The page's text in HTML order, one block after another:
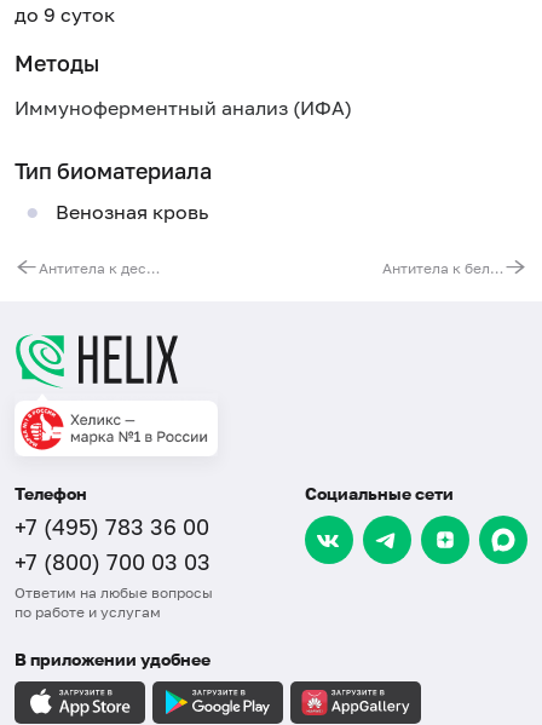
до 9 суток
Методы
Иммуноферментный анализ (ИФА)
Тип биоматериала
Венозная кровь
Антитела к десмоглеину-1, IgG Антитела к белку BP180, IgG
Телефон
+7 (495) 783 36 00
+7 (800) 700 03 03
Ответим на любые вопросы
по работе и услугам
Социальные сети
В приложении удобнее